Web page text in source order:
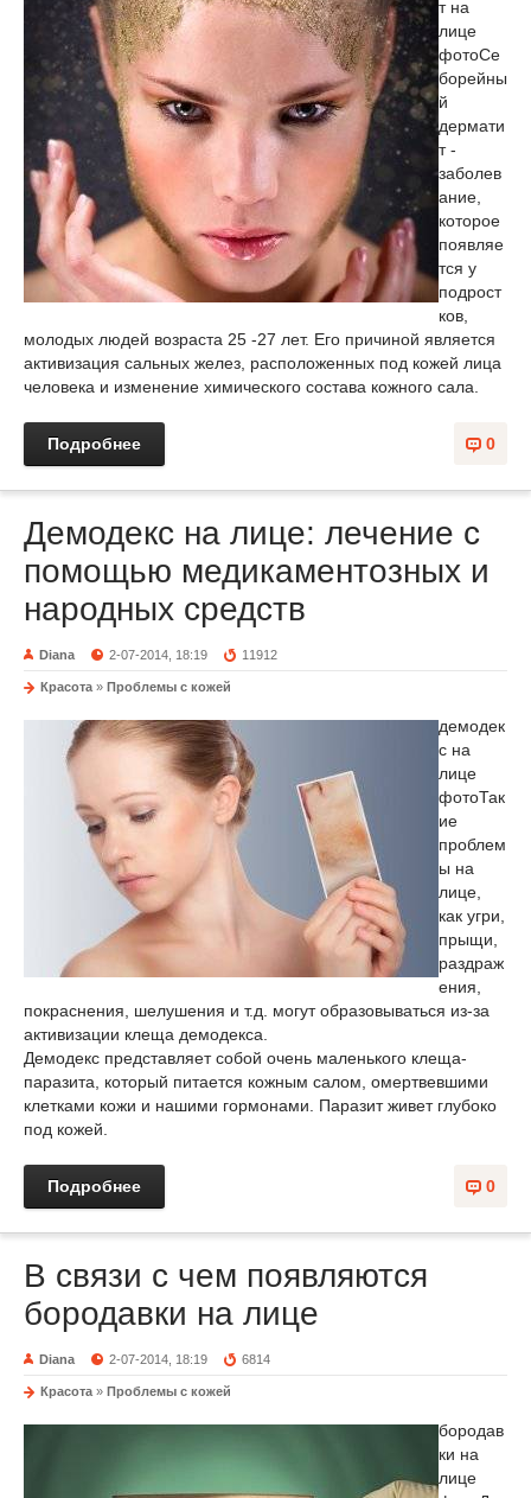
т на
лице
фотоСе
борейны
й
дермати
т -
заболев
ание,
которое
появляе
тся у
подрост
ков,
молодых людей возраста 25 -27 лет. Его причиной является
активизация сальных желез, расположенных под кожей лица
человека и изменение химического состава кожного сала.
0
Подробнее
Демодекс на лице: лечение с
помощью медикаментозных и
народных средств
Diana 2-07-2014, 18:19 11912
Красота » Проблемы с кожей
демодек
с на
лице
фотоТак
ие
проблем
ы на
лице,
как угри,
прыщи,
раздраж
ения,
покраснения, шелушения и т.д. могут образовываться из-за
активизации клеща демодекса.
Демодекс представляет собой очень маленького клеща-
паразита, который питается кожным салом, омертвевшими
клетками кожи и нашими гормонами. Паразит живет глубоко
под кожей.
0
Подробнее
В связи с чем появляются
бородавки на лице
Diana 2-07-2014, 18:19 6814
Красота » Проблемы с кожей
бородав
ки на
лице